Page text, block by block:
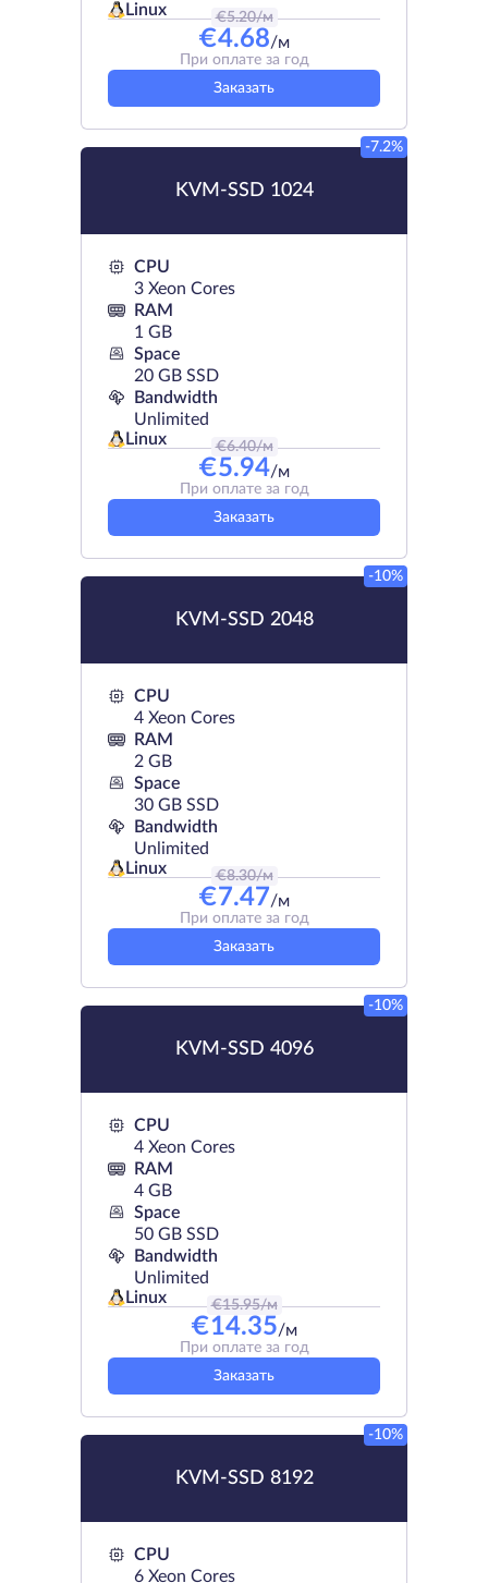
Linux
€5.20/м
€4.68/м
При оплате за год
Заказать
KVM-SSD 1024
-7.2%
CPU
3 Xeon Cores
RAM
1 GB
Space
20 GB SSD
Bandwidth
Unlimited
Linux
€6.40/м
€5.94/м
При оплате за год
Заказать
KVM-SSD 2048
-10%
CPU
4 Xeon Cores
RAM
2 GB
Space
30 GB SSD
Bandwidth
Unlimited
Linux
€8.30/м
€7.47/м
При оплате за год
Заказать
KVM-SSD 4096
-10%
CPU
4 Xeon Cores
RAM
4 GB
Space
50 GB SSD
Bandwidth
Unlimited
Linux
€15.95/м
€14.35/м
При оплате за год
Заказать
KVM-SSD 8192
-10%
CPU
6 Xeon Cores